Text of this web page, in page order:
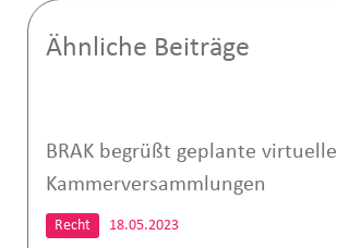
Ähnliche Beiträge
BRAK begrüßt geplante virtuelle
Kammerversammlungen
Recht 18.05.2023